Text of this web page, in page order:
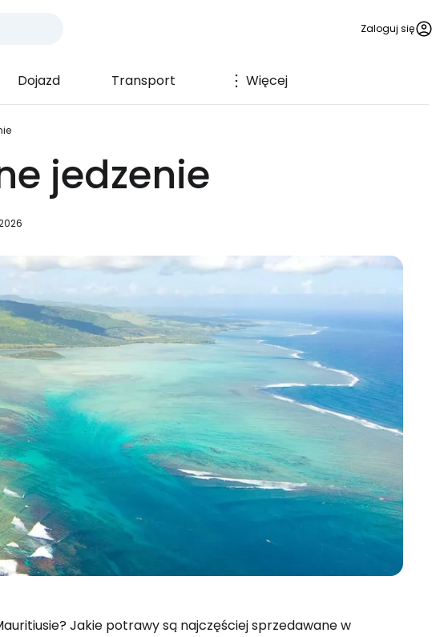
Zaloguj się
Dojazd Transport Więcej
jedzenie
Jakie potrawy są najczęściej sprzedawane w